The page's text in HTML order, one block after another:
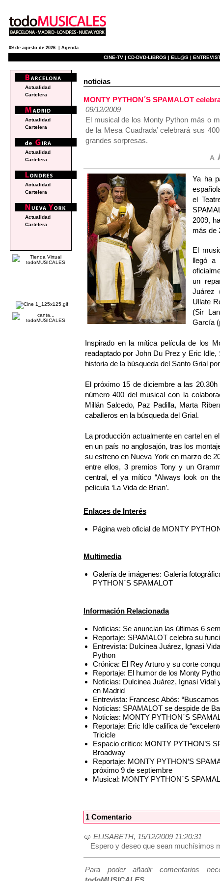
09 de agosto de 2026 | Agenda
CINE-TV | CD-DVD-LIBROS | ELL@S |
noticias
MONTY PYTHON´S SPAMALOT
09/12/2009
El musical de los Monty Python más o
de la Mesa Cuadrada’ celebrará sus
grandes sorpresas.
Ya ha
el
2009,
más de
El
llegó a
un
Juárez
Ullate
(Sir
García
Inspirado en la mítica película de los
readaptado por John Du Prez y Eric
historia de la búsqueda del Santo Grial
El próximo 15 de diciembre a las
número 400 del musical con la
Millán Salcedo, Paz Padilla, Marta
caballeros en la búsqueda del Grial.
La producción actualmente en cartel en
en un país no anglosajón, tras los
su estreno en Nueva York en marzo de
entre ellos, 3 premios Tony y un
central, el ya mítico “Always look on
película ‘La Vida de Brian’.
Enlaces de Interés
Página web oficial de MONTY
Multimedia
Galería de imágenes: Galería
PYTHON´S SPAMALOT
Información Relacionada
Noticias: Se anuncian las últimas 6
Reportaje: SPAMALOT celebra su
Entrevista: Dulcinea Juárez, Ignasi
Python
Crónica: El Rey Arturo y su corte
Reportaje: El humor de los Monty
Noticias: Dulcinea Juárez, Ignasi
en Madrid
Entrevista: Francesc Abós:
Noticias: SPAMALOT se despide de
Noticias: MONTY PYTHON´S
Reportaje: Eric Idle califica de
Tricicle
Espacio crítico: MONTY PYTHON’S
Broadway
Reportaje: MONTY PYTHON’S
próximo 9 de septiembre
Musical: MONTY PYTHON´S
1 Comentario
ELISABETH, 15/12/2009 11:20:31
Espero y deseo que sean muchísimos
Para poder añadir comentarios
Actualidad
Cartelera
Actualidad
Cartelera
Actualidad
Cartelera
Actualidad
Cartelera
Actualidad
Cartelera